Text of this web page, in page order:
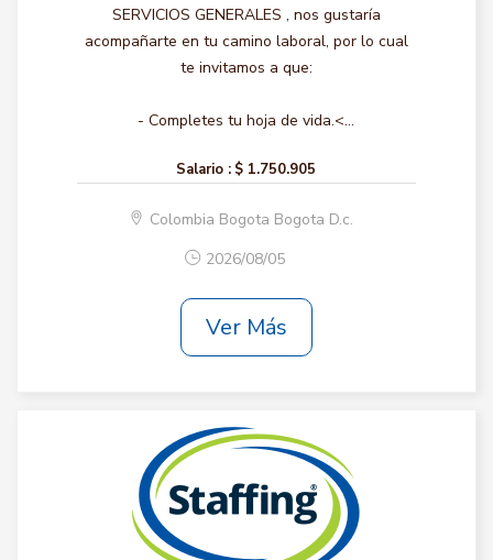
SERVICIOS GENERALES , nos gustaría
acompañarte en tu camino laboral, por lo cual
te invitamos a que:
- Completes tu hoja de vida.<...
Salario : $ 1.750.905
Colombia Bogota Bogota D.c.
2026/08/05
Ver Más